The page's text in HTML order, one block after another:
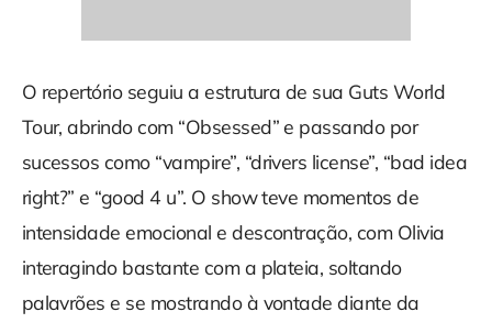
O repertório seguiu a estrutura de sua Guts World
Tour, abrindo com “Obsessed” e passando por
sucessos como “vampire”, “drivers license”, “bad idea
right?” e “good 4 u”. O show teve momentos de
intensidade emocional e descontração, com Olivia
interagindo bastante com a plateia, soltando
palavrões e se mostrando à vontade diante da